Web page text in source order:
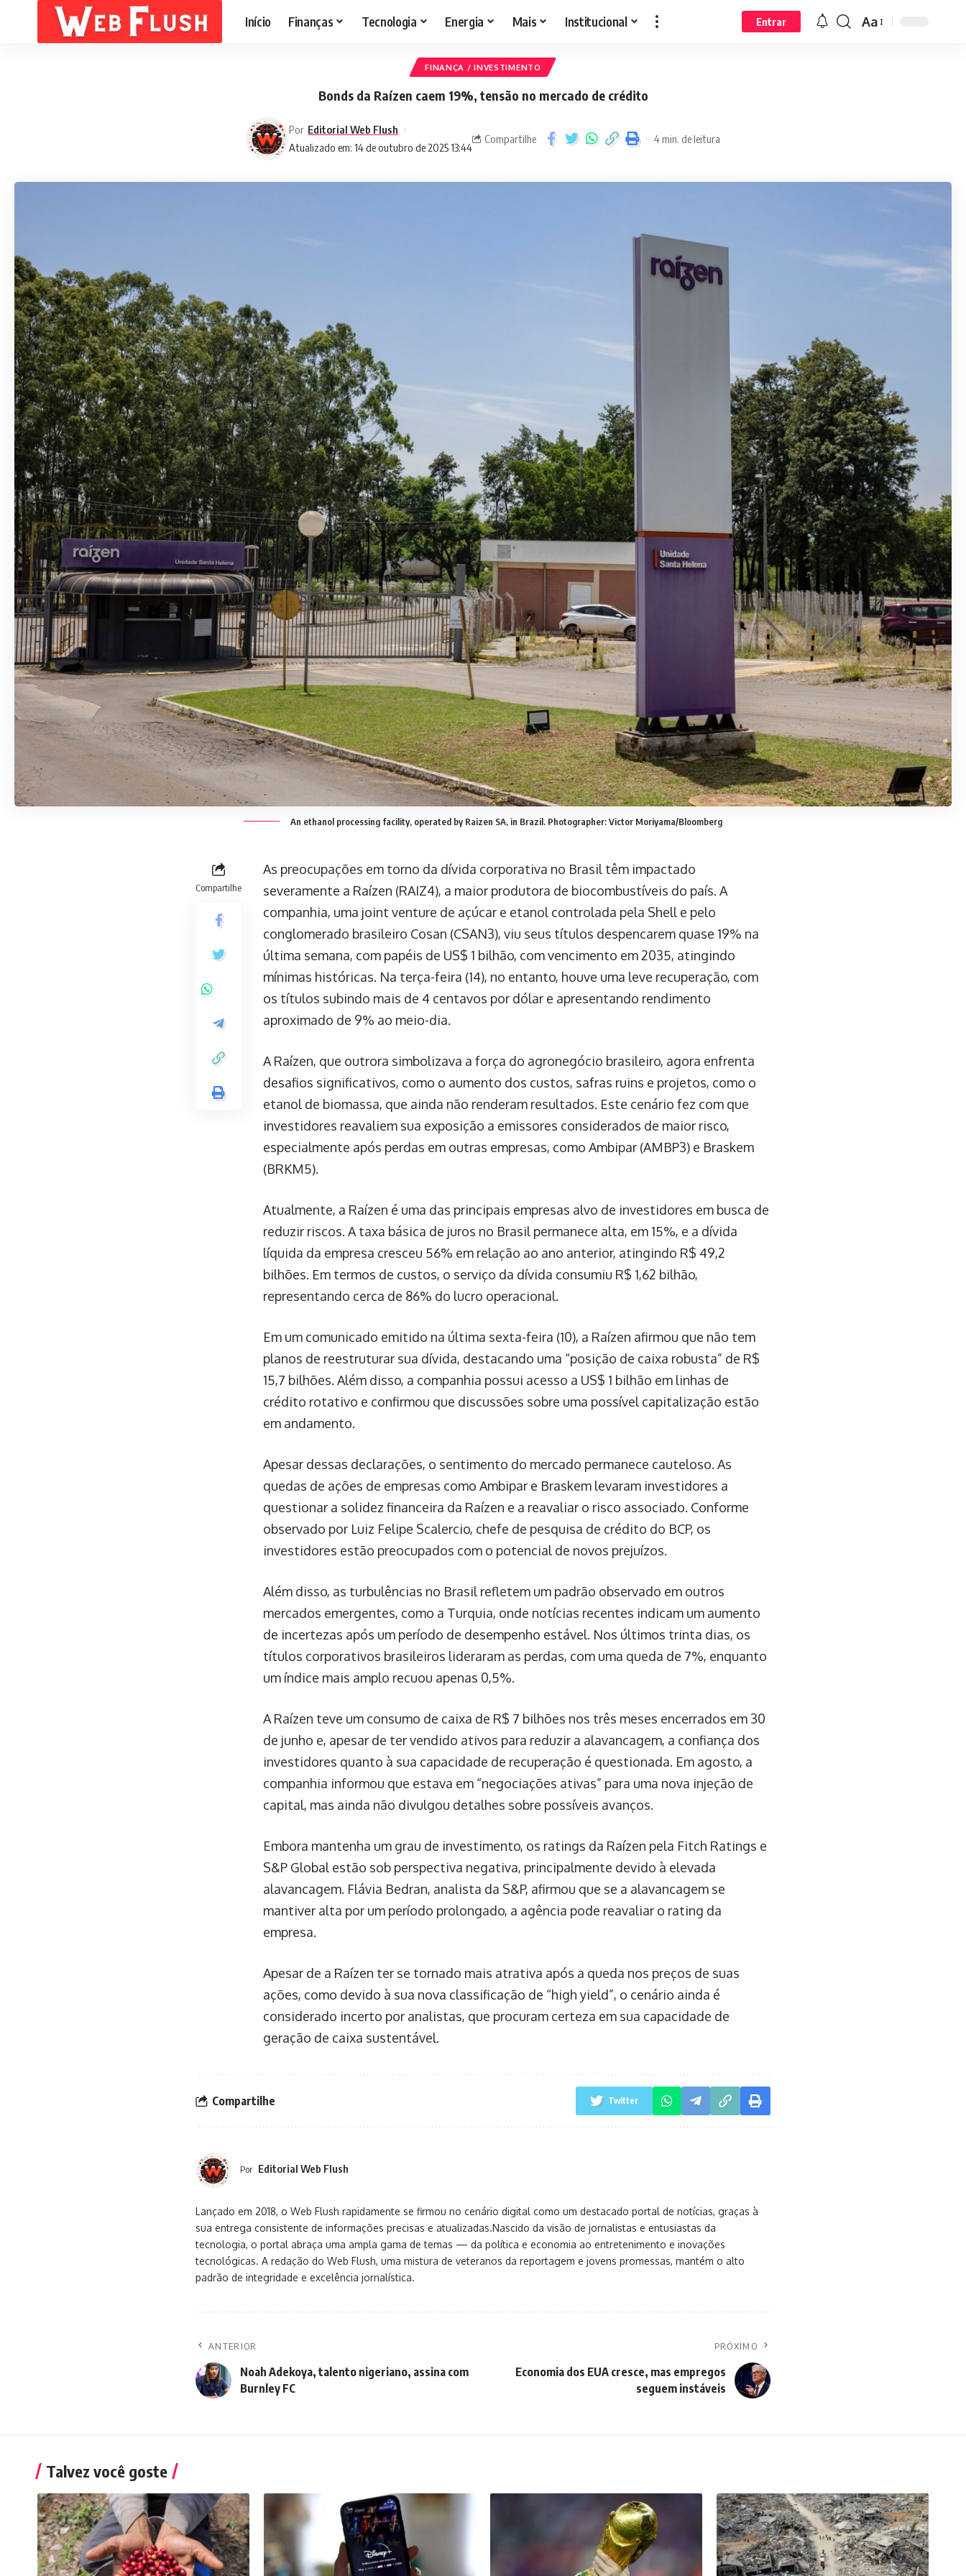
Início Finanças Tecnologia Energia Mais Institucional Entrar Aa
FINANÇA / INVESTIMENTO
Bonds da Raízen caem 19%, tensão no mercado de crédito
Atualizado em: 14 de outubro de 2025 13:44
Por Editorial Web Flush
Compartilhe 4 min. de leitura
An ethanol processing facility, operated by Raizen SA, in Brazil. Photographer: Victor Moriyama/Bloomberg
Compartilhe
As preocupações em torno da dívida corporativa no Brasil têm impactado
severamente a Raízen (RAIZ4), a maior produtora de biocombustíveis do país. A
companhia, uma joint venture de açúcar e etanol controlada pela Shell e pelo
conglomerado brasileiro Cosan (CSAN3), viu seus títulos despencarem quase 19% na
última semana, com papéis de US$ 1 bilhão, com vencimento em 2035, atingindo
mínimas históricas. Na terça-feira (14), no entanto, houve uma leve recuperação, com
os títulos subindo mais de 4 centavos por dólar e apresentando rendimento
aproximado de 9% ao meio-dia.
A Raízen, que outrora simbolizava a força do agronegócio brasileiro, agora enfrenta
desafios significativos, como o aumento dos custos, safras ruins e projetos, como o
etanol de biomassa, que ainda não renderam resultados. Este cenário fez com que
investidores reavaliem sua exposição a emissores considerados de maior risco,
especialmente após perdas em outras empresas, como Ambipar (AMBP3) e Braskem
(BRKM5).
Atualmente, a Raízen é uma das principais empresas alvo de investidores em busca de
reduzir riscos. A taxa básica de juros no Brasil permanece alta, em 15%, e a dívida
líquida da empresa cresceu 56% em relação ao ano anterior, atingindo R$ 49,2
bilhões. Em termos de custos, o serviço da dívida consumiu R$ 1,62 bilhão,
representando cerca de 86% do lucro operacional.
Em um comunicado emitido na última sexta-feira (10), a Raízen afirmou que não tem
planos de reestruturar sua dívida, destacando uma “posição de caixa robusta” de R$
15,7 bilhões. Além disso, a companhia possui acesso a US$ 1 bilhão em linhas de
crédito rotativo e confirmou que discussões sobre uma possível capitalização estão
em andamento.
Apesar dessas declarações, o sentimento do mercado permanece cauteloso. As
quedas de ações de empresas como Ambipar e Braskem levaram investidores a
questionar a solidez financeira da Raízen e a reavaliar o risco associado. Conforme
observado por Luiz Felipe Scalercio, chefe de pesquisa de crédito do BCP, os
investidores estão preocupados com o potencial de novos prejuízos.
Além disso, as turbulências no Brasil refletem um padrão observado em outros
mercados emergentes, como a Turquia, onde notícias recentes indicam um aumento
de incertezas após um período de desempenho estável. Nos últimos trinta dias, os
títulos corporativos brasileiros lideraram as perdas, com uma queda de 7%, enquanto
um índice mais amplo recuou apenas 0,5%.
A Raízen teve um consumo de caixa de R$ 7 bilhões nos três meses encerrados em 30
de junho e, apesar de ter vendido ativos para reduzir a alavancagem, a confiança dos
investidores quanto à sua capacidade de recuperação é questionada. Em agosto, a
companhia informou que estava em “negociações ativas” para uma nova injeção de
capital, mas ainda não divulgou detalhes sobre possíveis avanços.
Embora mantenha um grau de investimento, os ratings da Raízen pela Fitch Ratings e
S&P Global estão sob perspectiva negativa, principalmente devido à elevada
alavancagem. Flávia Bedran, analista da S&P, afirmou que se a alavancagem se
mantiver alta por um período prolongado, a agência pode reavaliar o rating da
empresa.
Apesar de a Raízen ter se tornado mais atrativa após a queda nos preços de suas
ações, como devido à sua nova classificação de “high yield”, o cenário ainda é
considerado incerto por analistas, que procuram certeza em sua capacidade de
geração de caixa sustentável.
Compartilhe Twitter
Por Editorial Web Flush
Lançado em 2018, o Web Flush rapidamente se firmou no cenário digital como um destacado portal de notícias, graças à
sua entrega consistente de informações precisas e atualizadas.Nascido da visão de jornalistas e entusiastas da
tecnologia, o portal abraça uma ampla gama de temas — da política e economia ao entretenimento e inovações
tecnológicas. A redação do Web Flush, uma mistura de veteranos da reportagem e jovens promessas, mantém o alto
padrão de integridade e excelência jornalística.
ANTERIOR
Noah Adekoya, talento nigeriano, assina com
Burnley FC
PRÓXIMO
Economia dos EUA cresce, mas empregos
seguem instáveis
Talvez você goste